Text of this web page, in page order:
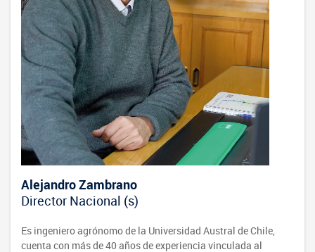
Alejandro Zambrano
Director Nacional (s)
Es ingeniero agrónomo de la Universidad Austral de Chile,
cuenta con más de 40 años de experiencia vinculada al